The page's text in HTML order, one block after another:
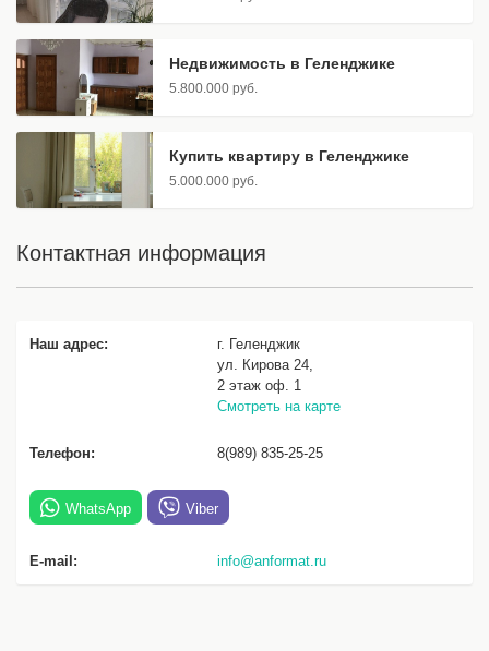
Недвижимость в Геленджике
5.800.000 руб.
Купить квартиру в Геленджике
5.000.000 руб.
Контактная информация
Наш адрес:
г. Геленджик
ул. Кирова 24,
2 этаж оф. 1
Смотреть на карте
Телефон: 8(989) 835-25-25
WhatsApp Viber
E-mail: info@anformat.ru